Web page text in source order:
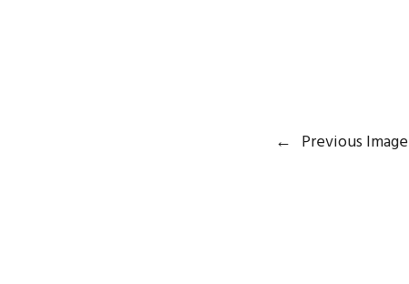
← Previous Image